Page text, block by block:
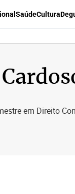
SaúdeCultura
em Direito